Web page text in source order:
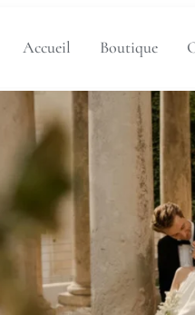
Accueil Boutique